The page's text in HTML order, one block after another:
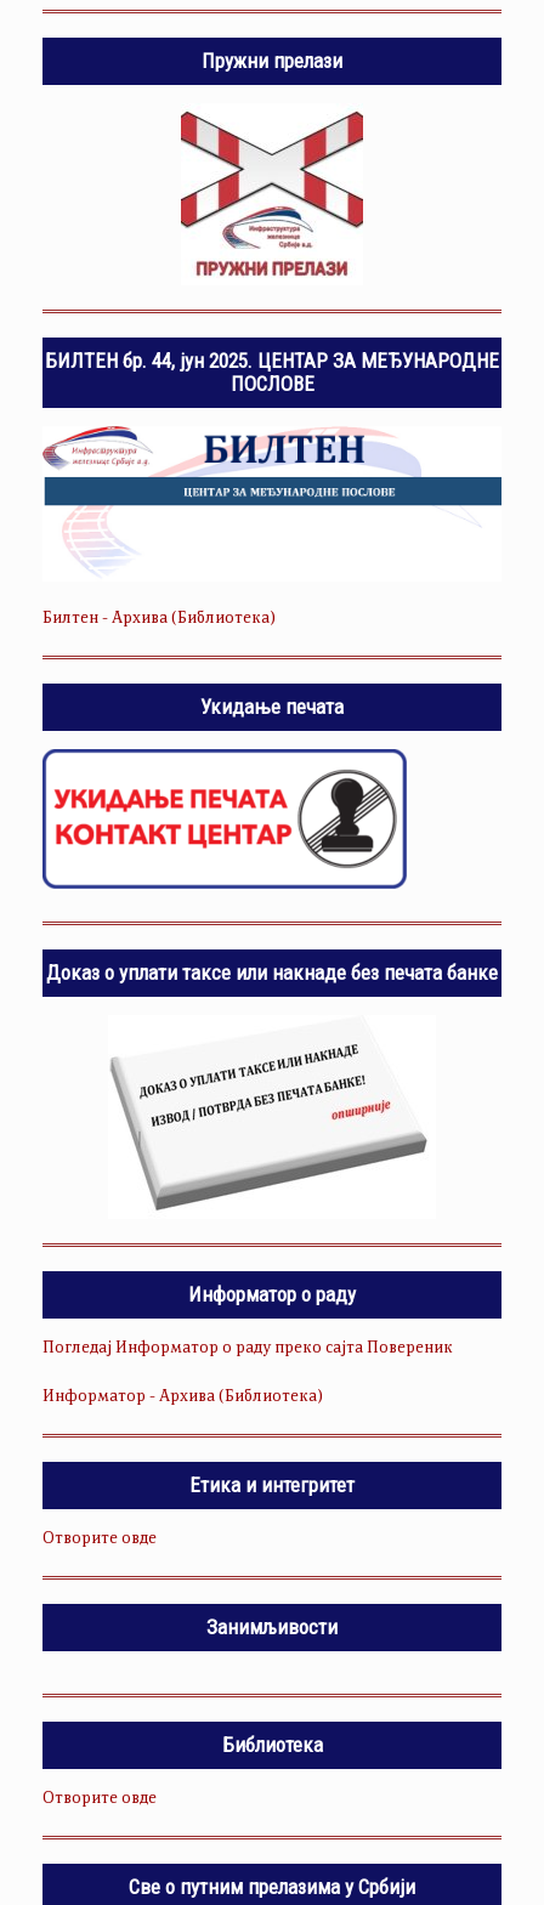
Пружни прелази
БИЛТЕН бр. 44, јун 2025. ЦЕНТАР ЗА МЕЂУНАРОДНЕ
ПОСЛОВЕ
Билтен - Архива (Библиотека)
Укидање печата
Доказ о уплати таксе или накнаде без печата банке
Информатор о раду
Погледај Информатор о раду преко сајта Повереник
Информатор - Архива (Библиотека)
Етика и интегритет
Отворите овде
Занимљивости
Библиотека
Отворите овде
Све о путним прелазима у Србији